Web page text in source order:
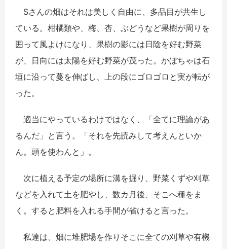
Sさんの畑はそれは美しく自由に、多品目が共生し
ている。柑橘類や、梅、杏、ぶどうなど果樹が周りを
囲って風よけになり、果樹の影には日陰を好む野菜
が、日向には太陽を好む野菜が茂った。かぼちゃは石
垣に沿って蔓を伸ばし、上の段にゴロゴロと実が転が
った。
適当にやっているわけではなく、「全てに理論があ
るんだ」と言う。「それを先読みして考えんといか
ん。頭を使わんと」。
次に植える予定の場所に溝を掘り、野菜くずや刈草
などを入れて土を肥やし、数カ月後、そこへ種をま
く。すると肥料を入れる手間が省けると言った。
私達は、畑に堆肥場を作りそこに全ての刈草や有機